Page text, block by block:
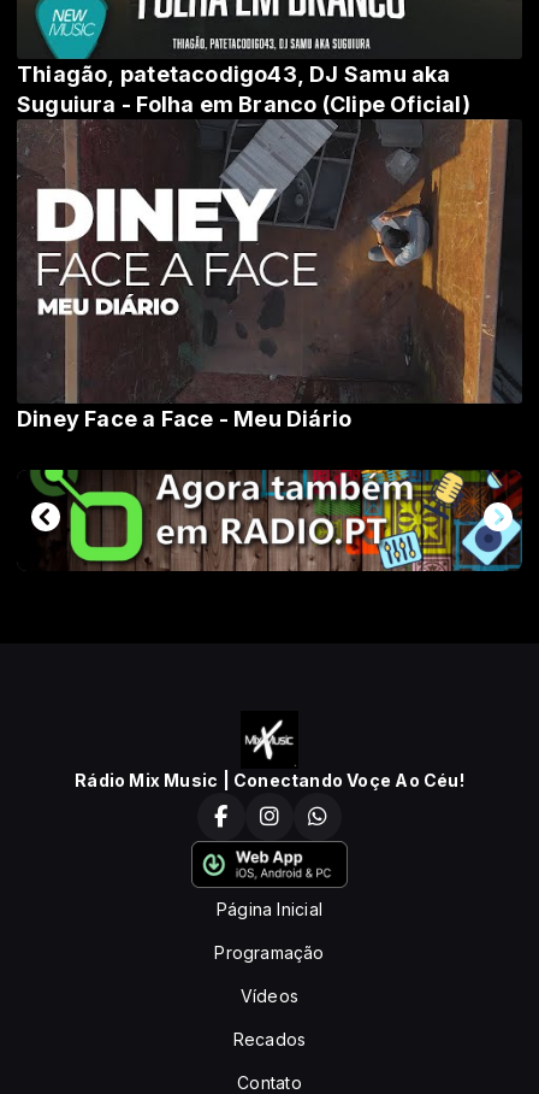
Thiagão, patetacodigo43, DJ Samu aka
Suguiura - Folha em Branco (Clipe Oficial)
Diney Face a Face - Meu Diário
Rádio Mix Music | Conectando Voçe Ao Céu!
Página Inicial
Programação
Vídeos
Recados
Contato